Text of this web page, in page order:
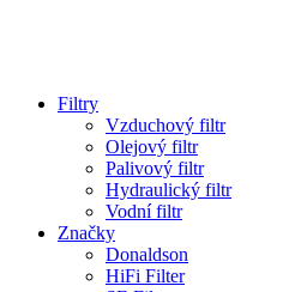
Filtry
Vzduchový filtr
Olejový filtr
Palivový filtr
Hydraulický filtr
Vodní filtr
Značky
Donaldson
HiFi Filter